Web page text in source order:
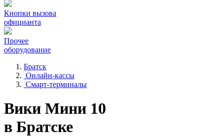
Кнопки вызова
официанта
Прочее
оборудование
Братск
Онлайн-кассы
Смарт-терминалы
Вики Мини 10
в Братске